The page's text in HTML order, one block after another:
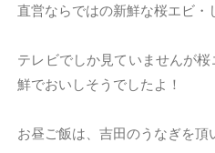
直営ならではの新鮮な桜エビ・
テレビでしか見ていませんが
鮮でおいしそうでしたよ！
お昼ご飯は、吉田のうなぎを